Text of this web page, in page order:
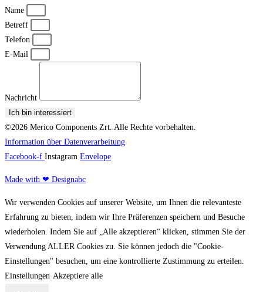
Name
Betreff
Telefon
E-Mail
Nachricht
Ich bin interessiert
©2026 Merico Components Zrt. Alle Rechte vorbehalten.
Information über Datenverarbeitung
Facebook-f Instagram Envelope
Made with ❤ Designabc
Wir verwenden Cookies auf unserer Website, um Ihnen die relevanteste
Erfahrung zu bieten, indem wir Ihre Präferenzen speichern und Besuche
wiederholen. Indem Sie auf „Alle akzeptieren“ klicken, stimmen Sie der
Verwendung ALLER Cookies zu. Sie können jedoch die "Cookie-
Einstellungen" besuchen, um eine kontrollierte Zustimmung zu erteilen.
Einstellungen Akzeptiere alle